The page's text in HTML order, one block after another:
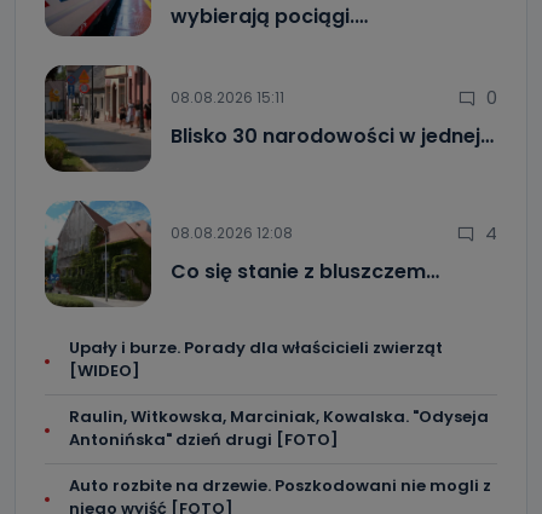
wybierają pociągi.…
08.08.2026 15:11 0
Blisko 30 narodowości w jednej…
08.08.2026 12:08 4
Co się stanie z bluszczem…
Upały i burze. Porady dla właścicieli zwierząt
[WIDEO]
Raulin, Witkowska, Marciniak, Kowalska. "Odyseja
Antonińska" dzień drugi [FOTO]
Auto rozbite na drzewie. Poszkodowani nie mogli z
niego wyjść [FOTO]